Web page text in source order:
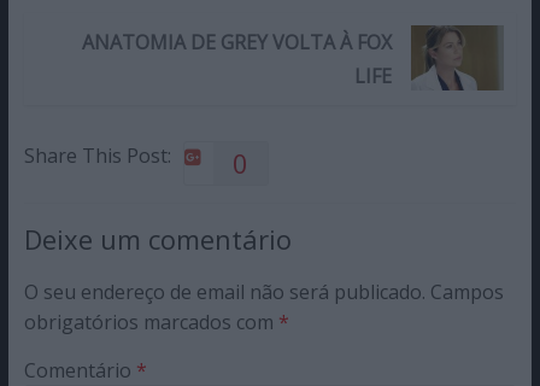
ANATOMIA DE GREY VOLTA À FOX
LIFE
Share This Post: 0
Deixe um comentário
O seu endereço de email não será publicado. Campos
obrigatórios marcados com *
Comentário *